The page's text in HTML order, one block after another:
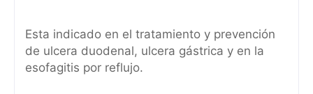
Esta indicado en el tratamiento y prevención
de ulcera duodenal, ulcera gástrica y en la
esofagitis por reflujo.